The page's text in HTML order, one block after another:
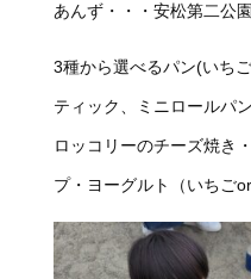
あんず・・・安松第二公
3種から選べるパン(いち
ティック、ミニロールパ
ロッコリーのチーズ焼き
プ・ヨーグルト（いちご